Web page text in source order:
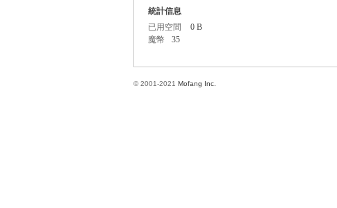
統計信息
已用空間
0 B
魔幣
35
© 2001-2021 Mofang Inc.